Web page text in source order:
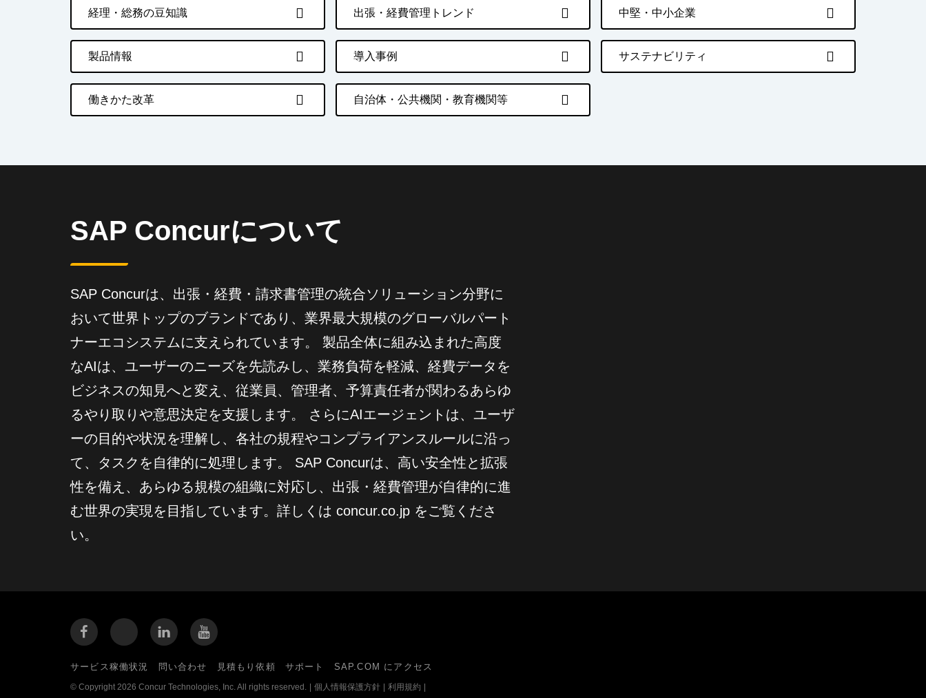
経理・総務の豆知識 出張・経費管理トレンド 中堅・中小企業
製品情報 導入事例 サステナビリティ
働きかた改革 自治体・公共機関・教育機関等
SAP Concurについて
SAP Concurは、出張・経費・請求書管理の統合ソリューション分野に
おいて世界トップのブランドであり、業界最大規模のグローバルパート
ナーエコシステムに支えられています。 製品全体に組み込まれた高度
なAIは、ユーザーのニーズを先読みし、業務負荷を軽減、経費データを
ビジネスの知見へと変え、従業員、管理者、予算責任者が関わるあらゆ
るやり取りや意思決定を支援します。 さらにAIエージェントは、ユーザ
ーの目的や状況を理解し、各社の規程やコンプライアンスルールに沿っ
て、タスクを自律的に処理します。 SAP Concurは、高い安全性と拡張
性を備え、あらゆる規模の組織に対応し、出張・経費管理が自律的に進
む世界の実現を目指しています。詳しくは concur.co.jp をご覧くださ
い。
サービス稼働状況 問い合わせ 見積もり依頼 サポート SAP.COM にアクセス
© Copyright 2026 Concur Technologies, Inc. All rights reserved. 個人情報保護方針 利用規約